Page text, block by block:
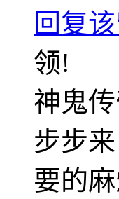
回复
领!
神鬼
步步
要的